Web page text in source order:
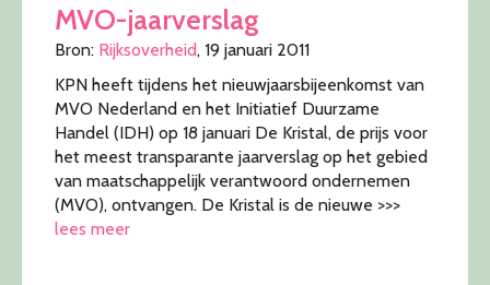
MVO-jaarverslag
Bron: Rijksoverheid, 19 januari 2011
KPN heeft tijdens het nieuwjaarsbijeenkomst van
MVO Nederland en het Initiatief Duurzame
Handel (IDH) op 18 januari De Kristal, de prijs voor
het meest transparante jaarverslag op het gebied
van maatschappelijk verantwoord ondernemen
(MVO), ontvangen. De Kristal is de nieuwe >>>
lees meer